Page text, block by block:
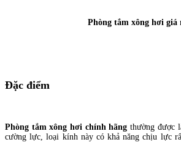
Phòng tắm xông hơi giá
Đặc điểm
Phòng tắm xông hơi chính hãng thường được
cường lực, loại kính này có khả năng chịu lực